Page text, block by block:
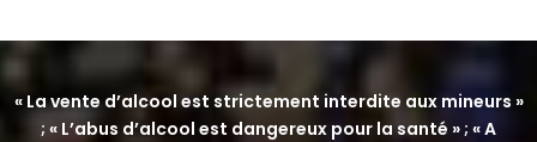
« La vente d’alcool est strictement interdite aux mineurs »
; « L’abus d’alcool est dangereux pour la santé » ; « A